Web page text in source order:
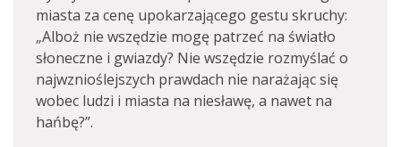
miasta za cenę upokarzającego gestu skruchy:
„Alboż nie wszędzie mogę patrzeć na światło
słoneczne i gwiazdy? Nie wszędzie rozmyślać o
najwznioślejszych prawdach nie narażając się
wobec ludzi i miasta na niesławę, a nawet na
hańbę?”.